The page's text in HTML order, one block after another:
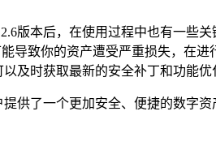
版本后，在使用过程中也有一些
导致你的资产遭受严重损失，在
及时获取最新的安全补丁和功能
提供了一个更加安全、便捷的数字